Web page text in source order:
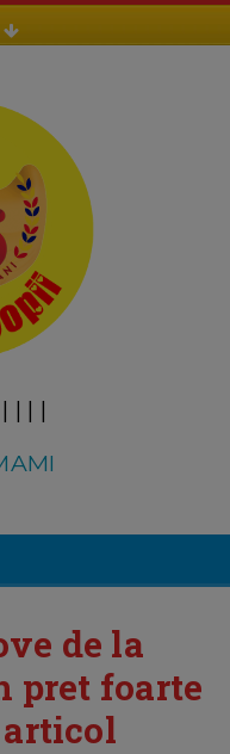
| | | |
de la
pret foarte